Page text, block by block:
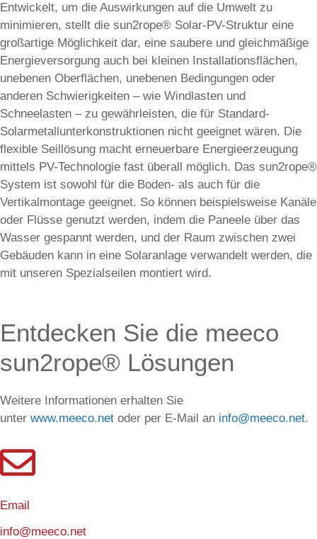
Entwickelt, um die Auswirkungen auf die Umwelt zu
minimieren, stellt die sun2rope® Solar-PV-Struktur eine
großartige Möglichkeit dar, eine saubere und gleichmäßige
Energieversorgung auch bei kleinen Installationsflächen,
unebenen Oberflächen, unebenen Bedingungen oder
anderen Schwierigkeiten – wie Windlasten und
Schneelasten – zu gewährleisten, die für Standard-
Solarmetallunterkonstruktionen nicht geeignet wären. Die
flexible Seillösung macht erneuerbare Energieerzeugung
mittels PV-Technologie fast überall möglich. Das sun2rope®
System ist sowohl für die Boden- als auch für die
Vertikalmontage geeignet. So können beispielsweise Kanäle
oder Flüsse genutzt werden, indem die Paneele über das
Wasser gespannt werden, und der Raum zwischen zwei
Gebäuden kann in eine Solaranlage verwandelt werden, die
mit unseren Spezialseilen montiert wird.
Entdecken Sie die meeco
sun2rope® Lösungen
Weitere Informationen erhalten Sie
unter www.meeco.net oder per E-Mail an info@meeco.net.
Email
info@meeco.net